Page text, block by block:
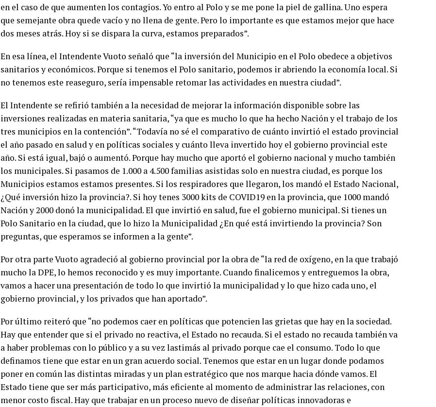
en el caso de que aumenten los contagios. Yo entro al Polo y se me pone la piel de gallina. Uno espera
que semejante obra quede vacío y no llena de gente. Pero lo importante es que estamos mejor que hace
dos meses atrás. Hoy si se dispara la curva, estamos preparados”.
En esa línea, el Intendente Vuoto señaló que “la inversión del Municipio en el Polo obedece a objetivos
sanitarios y económicos. Porque si tenemos el Polo sanitario, podemos ir abriendo la economía local. Si
no tenemos este reaseguro, sería impensable retomar las actividades en nuestra ciudad”.
El Intendente se refirió también a la necesidad de mejorar la información disponible sobre las
inversiones realizadas en materia sanitaria, “ya que es mucho lo que ha hecho Nación y el trabajo de los
tres municipios en la contención”. “Todavía no sé el comparativo de cuánto invirtió el estado provincial
el año pasado en salud y en políticas sociales y cuánto lleva invertido hoy el gobierno provincial este
año. Si está igual, bajó o aumentó. Porque hay mucho que aportó el gobierno nacional y mucho también
los municipales. Si pasamos de 1.000 a 4.500 familias asistidas solo en nuestra ciudad, es porque los
Municipios estamos estamos presentes. Si los respiradores que llegaron, los mandó el Estado Nacional,
¿Qué inversión hizo la provincia?. Si hoy tenes 3000 kits de COVID19 en la provincia, que 1000 mandó
Nación y 2000 donó la municipalidad. El que invirtió en salud, fue el gobierno municipal. Si tienes un
Polo Sanitario en la ciudad, que lo hizo la Municipalidad ¿En qué está invirtiendo la provincia? Son
preguntas, que esperamos se informen a la gente”.
Por otra parte Vuoto agradeció al gobierno provincial por la obra de “la red de oxígeno, en la que trabajó
mucho la DPE, lo hemos reconocido y es muy importante. Cuando finalicemos y entreguemos la obra,
vamos a hacer una presentación de todo lo que invirtió la municipalidad y lo que hizo cada uno, el
gobierno provincial, y los privados que han aportado”.
Por último reiteró que “no podemos caer en políticas que potencien las grietas que hay en la sociedad.
Hay que entender que si el privado no reactiva, el Estado no recauda. Si el estado no recauda también va
a haber problemas con lo público y a su vez lastimás al privado porque cae el consumo. Todo lo que
definamos tiene que estar en un gran acuerdo social. Tenemos que estar en un lugar donde podamos
poner en común las distintas miradas y un plan estratégico que nos marque hacia dónde vamos. El
Estado tiene que ser más participativo, más eficiente al momento de administrar las relaciones, con
menor costo fiscal. Hay que trabajar en un proceso nuevo de diseñar políticas innovadoras e